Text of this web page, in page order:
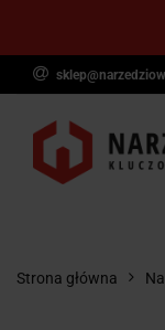
Strona główna